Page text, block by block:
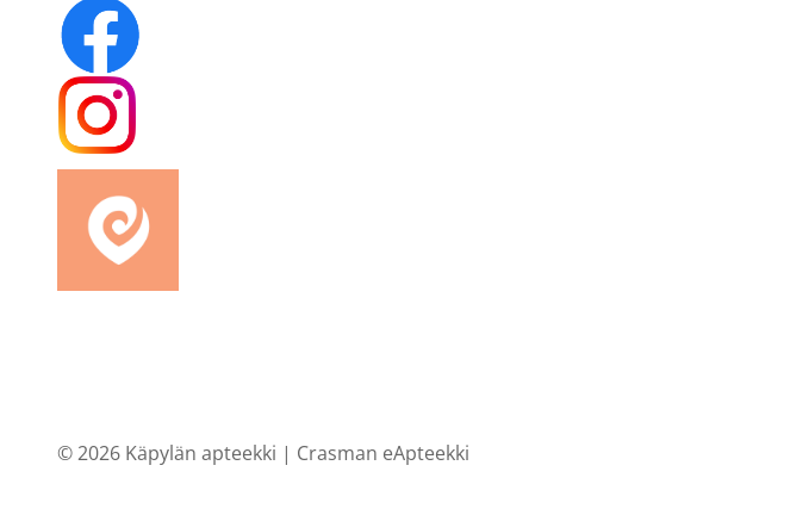
© 2026 Käpylän apteekki | Crasman eApteekki